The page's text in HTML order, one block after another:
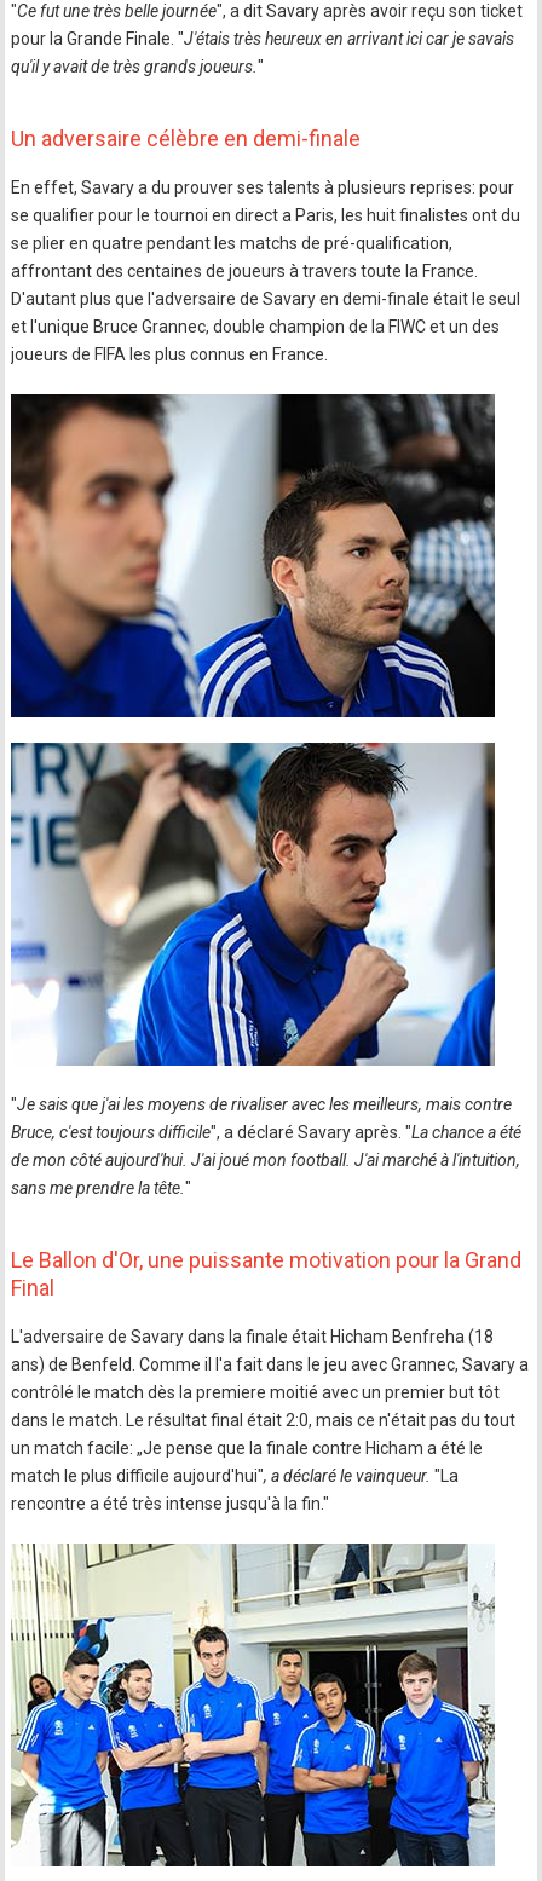
"Ce fut une très belle journée", a dit Savary après avoir reçu son ticket
pour la Grande Finale. "J'étais très heureux en arrivant ici car je savais
qu'il y avait de très grands joueurs."
Un adversaire célèbre en demi-finale
En effet, Savary a du prouver ses talents à plusieurs reprises: pour
se qualifier pour le tournoi en direct a Paris, les huit finalistes ont du
se plier en quatre pendant les matchs de pré-qualification,
affrontant des centaines de joueurs à travers toute la France.
D'autant plus que l'adversaire de Savary en demi-finale était le seul
et l'unique Bruce Grannec, double champion de la FIWC et un des
joueurs de FIFA les plus connus en France.
"Je sais que j'ai les moyens de rivaliser avec les meilleurs, mais contre
Bruce, c'est toujours difficile", a déclaré Savary après. "La chance a été
de mon côté aujourd'hui. J'ai joué mon football. J'ai marché à l'intuition,
sans me prendre la tête."
Le Ballon d'Or, une puissante motivation pour la Grand
Final
L'adversaire de Savary dans la finale était Hicham Benfreha (18
ans) de Benfeld. Comme il l'a fait dans le jeu avec Grannec, Savary a
contrôlé le match dès la premiere moitié avec un premier but tôt
dans le match. Le résultat final était 2:0, mais ce n'était pas du tout
un match facile: „Je pense que la finale contre Hicham a été le
match le plus difficile aujourd'hui", a déclaré le vainqueur."La
rencontre a été très intense jusqu'à la fin."